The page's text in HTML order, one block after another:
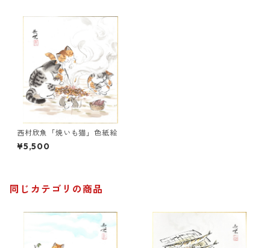
西村欣魚「焼いも猫」色紙絵
¥5,500
同じカテゴリの商品